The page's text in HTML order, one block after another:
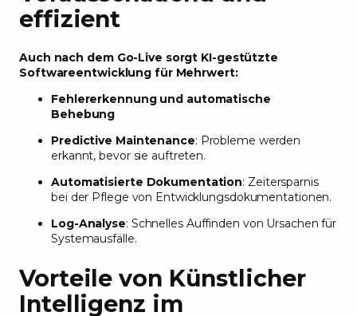
effizient
Auch nach dem Go-Live sorgt KI-gestützte
Softwareentwicklung für Mehrwert:
Fehlererkennung und automatische
Behebung
Predictive Maintenance: Probleme werden
erkannt, bevor sie auftreten.
Automatisierte Dokumentation: Zeitersparnis
bei der Pflege von Entwicklungsdokumentationen.
Log-Analyse: Schnelles Auffinden von Ursachen für
Systemausfälle.
Vorteile von Künstlicher
Intelligenz im